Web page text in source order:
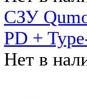
СЗУ
PD +
Нет в